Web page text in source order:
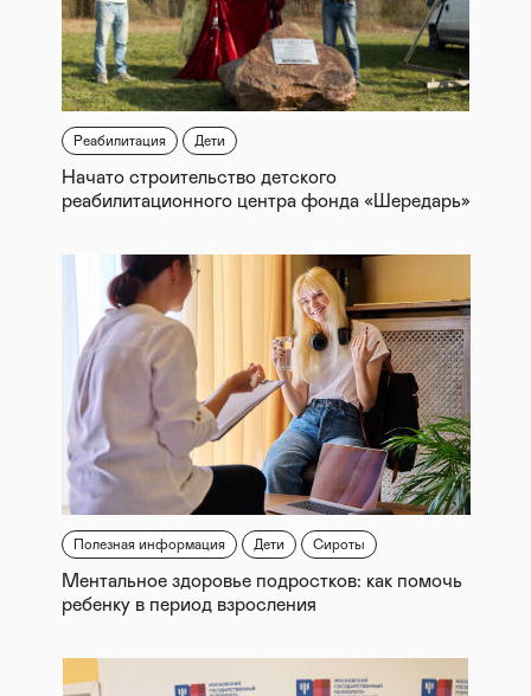
Реабилитация Дети
Начато строительство детского
реабилитационного центра фонда «Шередарь»
Полезная информация Дети Сироты
Ментальное здоровье подростков: как помочь
ребенку в период взросления